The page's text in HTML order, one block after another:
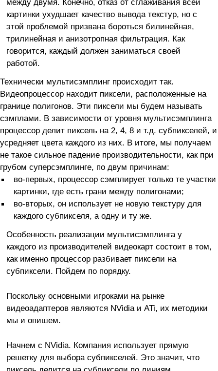
картинки ухудшает качество вывода текстур, но с
этой проблемой призвана бороться билинейная,
трилинейная и анизотропная фильтрация. Как
говорится, каждый должен заниматься своей
работой.
Технически мультисэмплинг происходит так.
Видеопроцессор находит пиксели, расположенные на
границе полигонов. Эти пиксели мы будем называть
сэмплами. В зависимости от уровня мультисэмплинга
процессор делит пиксель на 2, 4, 8 и т.д. субпикселей, и
усредняет цвета каждого из них. В итоге, мы получаем
не такое сильное падение производительности, как при
грубом суперсэмплинге, по двум причинам:
во-первых, процессор сэмплирует только те участки
картинки, где есть грани между полигонами;
во-вторых, он использует не новую текстуру для
каждого субпикселя, а одну и ту же.
Особенность реализации мультисэмплинга у
каждого из производителей видеокарт состоит в том,
как именно процессор разбивает пиксели на
субпиксели. Пойдем по порядку.
Поскольку основными игроками на рынке
видеоадаптеров являются NVidia и ATi, их методики
мы и опишем.
Начнем с NVidia. Компания использует прямую
решетку для выбора субпикселей. Это значит, что